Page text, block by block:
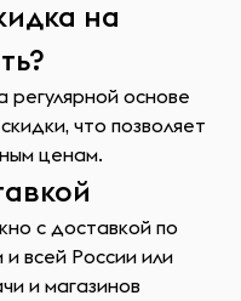
на
основе
что позволяет
ценам.
с доставкой по
всей России или
и магазинов